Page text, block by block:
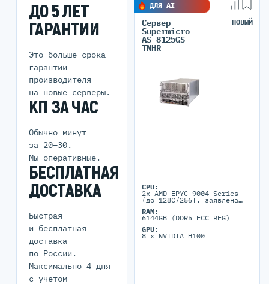
ДО 5 ЛЕТ
ГАРАНТИИ
Это больше срока
гарантии
производителя
на новые серверы.
КП ЗА ЧАС
Обычно минут
за 20–30.
Мы оперативные.
БЕСПЛАТНАЯ
ДОСТАВКА
Быстрая
и бесплатная
доставка
по России.
Максимально 4 дня
с учётом
ДЛЯ AI
Сервер
Supermicro
AS-8125GS-
TNHR
НОВЫЙ
CPU:
2x AMD EPYC 9004 Series
(до 128C/256T, заявлена
air-cooling)
RAM:
6144GB (DDR5 ECC REG)
GPU:
8 x NVIDIA H100